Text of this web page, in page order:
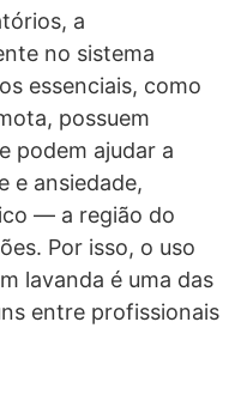
a
no sistema
essenciais, como
possuem
podem ajudar a
e ansiedade,
— a região do
Por isso, o uso
lavanda é uma das
entre profissionais